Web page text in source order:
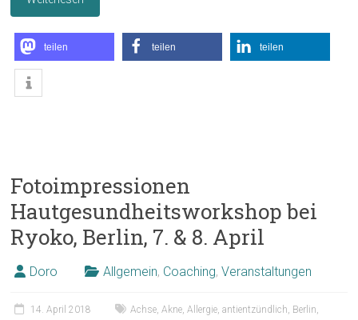
teilen teilen teilen
Fotoimpressionen
Hautgesundheitsworkshop bei
Ryoko, Berlin, 7. & 8. April
Doro Allgemein, Coaching,Veranstaltungen
14. April 2018 Achse,Akne,Allergie,antientzündlich, Berlin,